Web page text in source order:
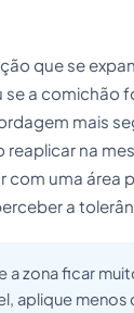
que se
se a comichão
mais
reaplicar na
com uma área
a
a zona ficar
aplique menos